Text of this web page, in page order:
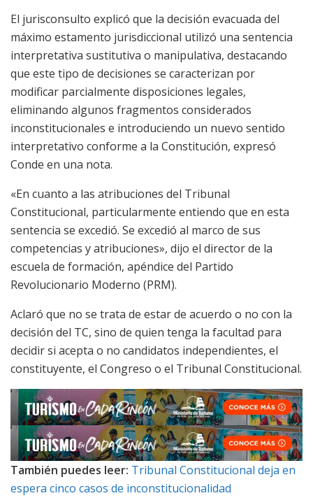
El jurisconsulto explicó que la decisión evacuada del
máximo estamento jurisdiccional utilizó una sentencia
interpretativa sustitutiva o manipulativa, destacando
que este tipo de decisiones se caracterizan por
modificar parcialmente disposiciones legales,
eliminando algunos fragmentos considerados
inconstitucionales e introduciendo un nuevo sentido
interpretativo conforme a la Constitución, expresó
Conde en una nota.
«En cuanto a las atribuciones del Tribunal
Constitucional, particularmente entiendo que en esta
sentencia se excedió. Se excedió al marco de sus
competencias y atribuciones», dijo el director de la
escuela de formación, apéndice del Partido
Revolucionario Moderno (PRM).
Aclaró que no se trata de estar de acuerdo o no con la
decisión del TC, sino de quien tenga la facultad para
decidir si acepta o no candidatos independientes, el
constituyente, el Congreso o el Tribunal Constitucional.
También puedes leer: Tribunal Constitucional deja en
espera cinco casos de inconstitucionalidad